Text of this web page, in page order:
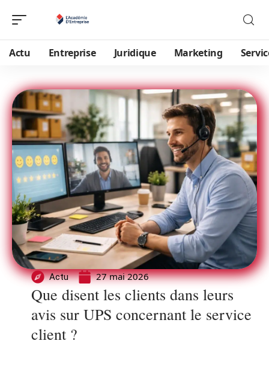
Actu Entreprise Juridique Marketing
Actu 27 mai 2026
Que disent les clients dans leurs
avis sur UPS concernant le service
client ?